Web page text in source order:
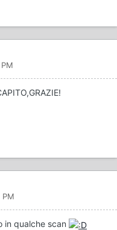
in qualche scan